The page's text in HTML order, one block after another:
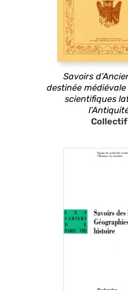
Savoirs
destinée
scientifiques
Collectif